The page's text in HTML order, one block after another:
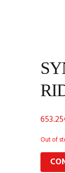
653.25
Out of